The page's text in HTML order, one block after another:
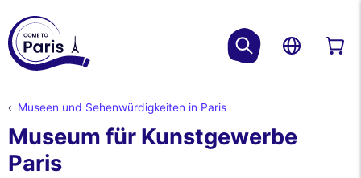
Museen und Sehenwürdigkeiten in Paris
Museum für Kunstgewerbe
Paris